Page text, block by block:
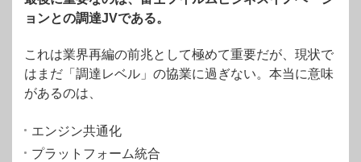
ョンとの調達JVである。
これは業界再編の前兆として極めて重要だが、現状で
はまだ「調達レベル」の協業に過ぎない。本当に意味
があるのは、
エンジン共通化
プラットフォーム統合